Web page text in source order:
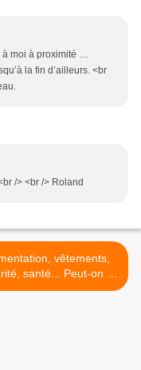
à moi à proximité …
la fin d’ailleurs. <br
/> <br /> Roland
vêtements,
santé... Peut-on se
des PFAS, ces